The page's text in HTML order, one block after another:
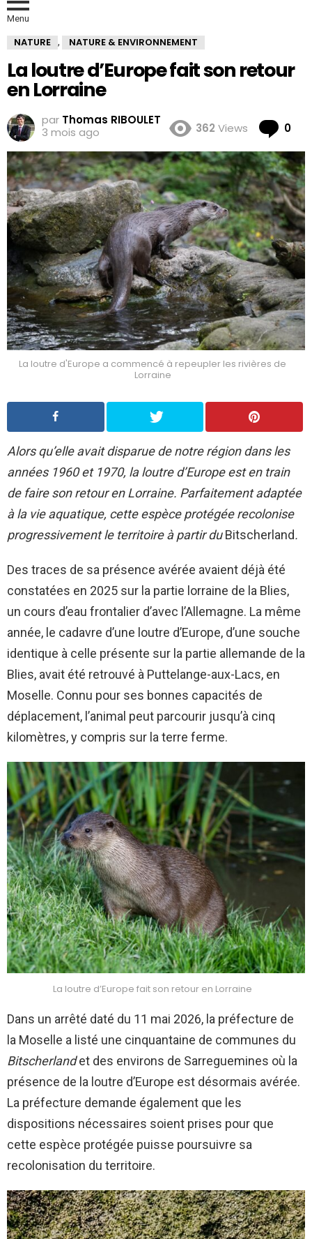
Menu
NATURE , NATURE & ENVIRONNEMENT
La loutre d’Europe fait son retour
en Lorraine
par Thomas RIBOULET
3 mois ago
362 Views 0
La loutre d'Europe a commencé à repeupler les rivières de
Lorraine
Alors qu’elle avait disparue de notre région dans les
années 1960 et 1970, la loutre d’Europe est en train
de faire son retour en Lorraine. Parfaitement adaptée
à la vie aquatique, cette espèce protégée recolonise
progressivement le territoire à partir duBitscherland.
Des traces de sa présence avérée avaient déjà été
constatées en 2025 sur la partie lorraine de la Blies,
un cours d’eau frontalier d’avec l’Allemagne. La même
année, le cadavre d’une loutre d’Europe, d’une souche
identique à celle présente sur la partie allemande de la
Blies, avait été retrouvé à Puttelange-aux-Lacs, en
Moselle. Connu pour ses bonnes capacités de
déplacement, l’animal peut parcourir jusqu’à cinq
kilomètres, y compris sur la terre ferme.
La loutre d’Europe fait son retour en Lorraine
Dans un arrêté daté du 11 mai 2026, la préfecture de
la Moselle a listé une cinquantaine de communes du
Bitscherlandet des environs de Sarreguemines où la
présence de la loutre d’Europe est désormais avérée.
La préfecture demande également que les
dispositions nécessaires soient prises pour que
cette espèce protégée puisse poursuivre sa
recolonisation du territoire.